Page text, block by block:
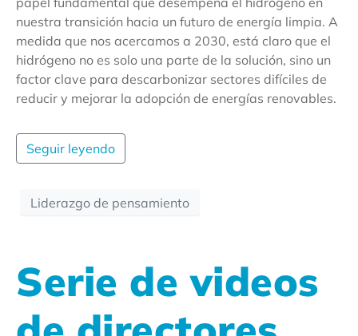
nuestra transición hacia un futuro de energía limpia. A
medida que nos acercamos a 2030, está claro que el
hidrógeno no es solo una parte de la solución, sino un
factor clave para descarbonizar sectores difíciles de
reducir y mejorar la adopción de energías renovables.
Seguir leyendo
Liderazgo de pensamiento
Serie de videos